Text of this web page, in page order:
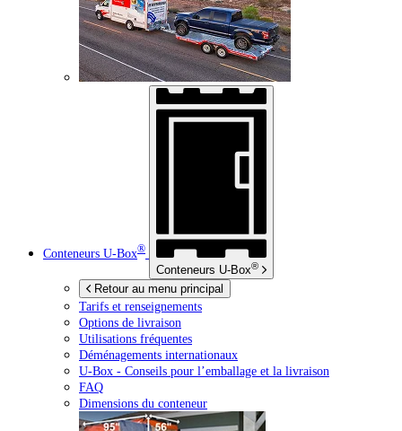
Conteneurs U-Box®
Conteneurs U-Box®
Retour au menu principal
Tarifs et renseignements
Options de livraison
Utilisations fréquentes
Déménagements internationaux
U-Box - Conseils pour l’emballage et la livraison
FAQ
Dimensions du conteneur